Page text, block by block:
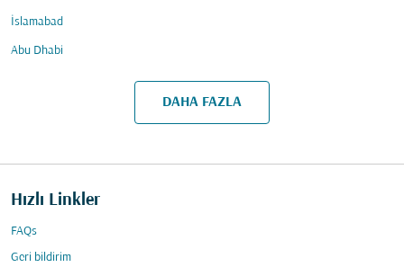
İslamabad
Abu Dhabi
DAHA FAZLA
Hızlı Linkler
FAQs
Geri bildirim